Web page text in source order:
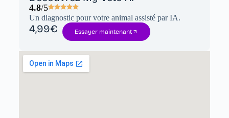
4.8/5
Un diagnostic pour votre animal assisté par IA.
4,99€ Essayer maintenant